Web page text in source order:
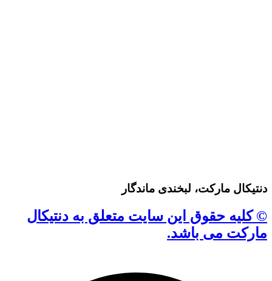
دنتیکال مارکت، لبخندی ماندگار
© کلیه حقوق این سایت متعلق به دنتیکال
مارکت می باشد.